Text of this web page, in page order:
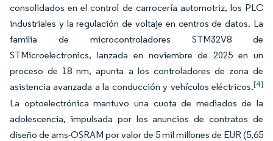
consolidados en el control de carrocería automotriz, los PLC
industriales y la regulación de voltaje en centros de datos. La
familia de microcontroladores STM32V8 de
STMicroelectronics, lanzada en noviembre de 2025 en un
proceso de 18 nm, apunta a los controladores de zona de
asistencia avanzada a la conducción y vehículos eléctricos.[4]
La optoelectrónica mantuvo una cuota de mediados de la
adolescencia, impulsada por los anuncios de contratos de
diseño de ams-OSRAM por valor de 5 mil millones de EUR (5,65